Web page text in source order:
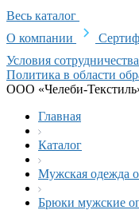
Весь каталог
О компании
Условия сотрудничества
Политика в области
ООО «Челеби-
Главная
Каталог
Мужская одежда
Брюки мужские